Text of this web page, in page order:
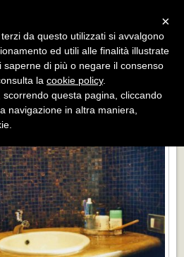
« »
GIALLO E PARETE IN BISAZZA
×
da questo utilizzati si avvalgono
ed utili alle finalità illustrate
saperne di più o negare il consenso
la cookie policy.
questa pagina, cliccando
navigazione in altra maniera,